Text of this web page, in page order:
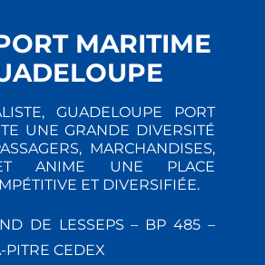
MARITIME
GUADELOUPE PORT
UNE GRANDE DIVERSITÉ
MARCHANDISES,
ANIME UNE PLACE
ET DIVERSIFIÉE.
DE LESSEPS – BP 485 –
PITRE CEDEX